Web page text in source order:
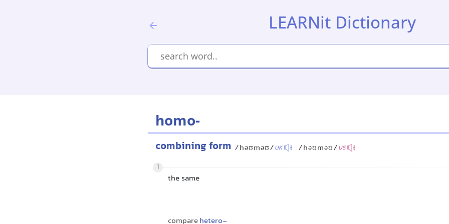
LEARNit Dictionary
homo-
combining form /həʊməʊ/UK /həʊməʊ/US
1
the same
comparehetero-